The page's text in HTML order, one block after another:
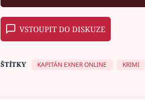
VSTOUPIT DO DISKUZE
ŠTÍTKY KAPITÁN EXNER ONLINE KRIMI